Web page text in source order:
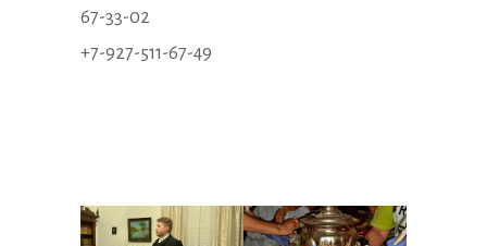
67-33-02
+7-927-511-67-49